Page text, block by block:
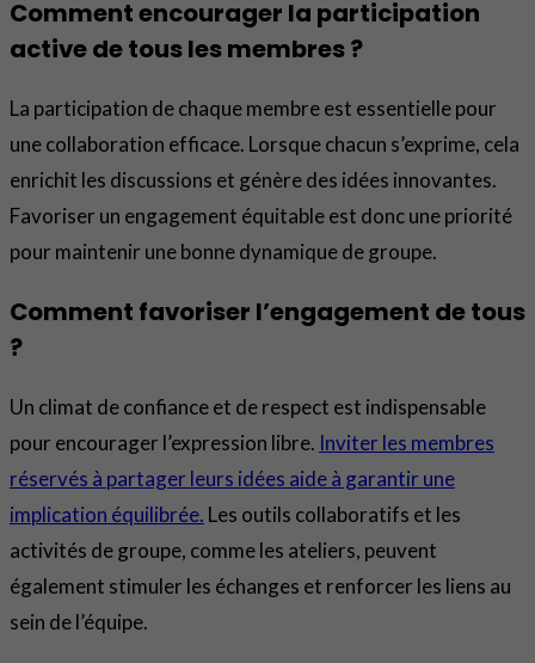
Comment encourager la participation
active de tous les membres ?
La participation de chaque membre est essentielle pour
une collaboration efficace. Lorsque chacun s’exprime, cela
enrichit les discussions et génère des idées innovantes.
Favoriser un engagement équitable est donc une priorité
pour maintenir une bonne dynamique de groupe.
Comment favoriser l’engagement de tous
?
Un climat de confiance et de respect est indispensable
pour encourager l’expression libre. Inviter les membres
réservés à partager leurs idées aide à garantir une
implication équilibrée. Les outils collaboratifs et les
activités de groupe, comme les ateliers, peuvent
également stimuler les échanges et renforcer les liens au
sein de l’équipe.